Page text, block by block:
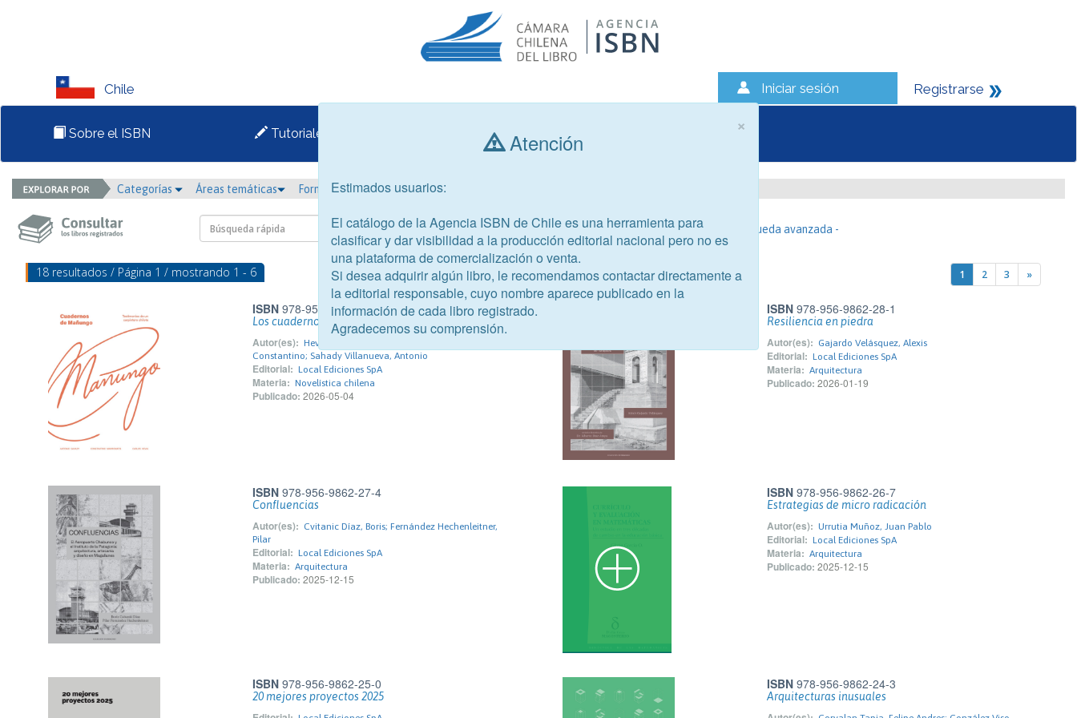
Chile Iniciar sesión Registrarse
Sobre el ISBN Tutoriales Consultar libros
Categorías Áreas temáticas Formato Año de publicación
- Búsqueda avanzada -
18 resultados / Página 1 / mostrando 1 - 6 1 2 3 »
ISBN 978-956-9862-29-8
Los cuadernos de Mañungo
Autor(es): Hevia Riera, Carlos; Mawromatis Pazderka,
Constantino; Sahady Villanueva, Antonio
Editorial: Local Ediciones SpA
Materia: Novelística chilena
Publicado: 2026-05-04
ISBN 978-956-9862-28-1
Resiliencia en piedra
Autor(es): Gajardo Velásquez, Alexis
Editorial: Local Ediciones SpA
Materia: Arquitectura
Publicado: 2026-01-19
ISBN 978-956-9862-27-4
Confluencias
Autor(es): Cvitanic Díaz, Boris; Fernández Hechenleitner,
Pilar
Editorial: Local Ediciones SpA
Materia: Arquitectura
Publicado: 2025-12-15
ISBN 978-956-9862-26-7
Estrategias de micro radicación
Autor(es): Urrutia Muñoz, Juan Pablo
Editorial: Local Ediciones SpA
Materia: Arquitectura
Publicado: 2025-12-15
ISBN 978-956-9862-25-0
20 mejores proyectos 2025
ISBN 978-956-9862-24-3
Arquitecturas inusuales
×
Atención
Estimados usuarios:
El catálogo de la Agencia ISBN de Chile es una herramienta para
clasificar y dar visibilidad a la producción editorial nacional pero no es
una plataforma de comercialización o venta.
Si desea adquirir algún libro, le recomendamos contactar directamente a
la editorial responsable, cuyo nombre aparece publicado en la
información de cada libro registrado.
Agradecemos su comprensión.